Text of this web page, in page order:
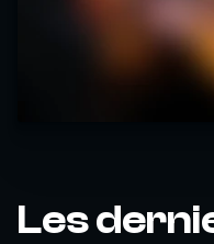
Les